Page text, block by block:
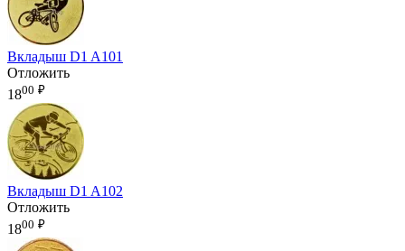
Вкладыш D1 A101
Отложить
1800 ₽
Вкладыш D1 A102
Отложить
1800 ₽